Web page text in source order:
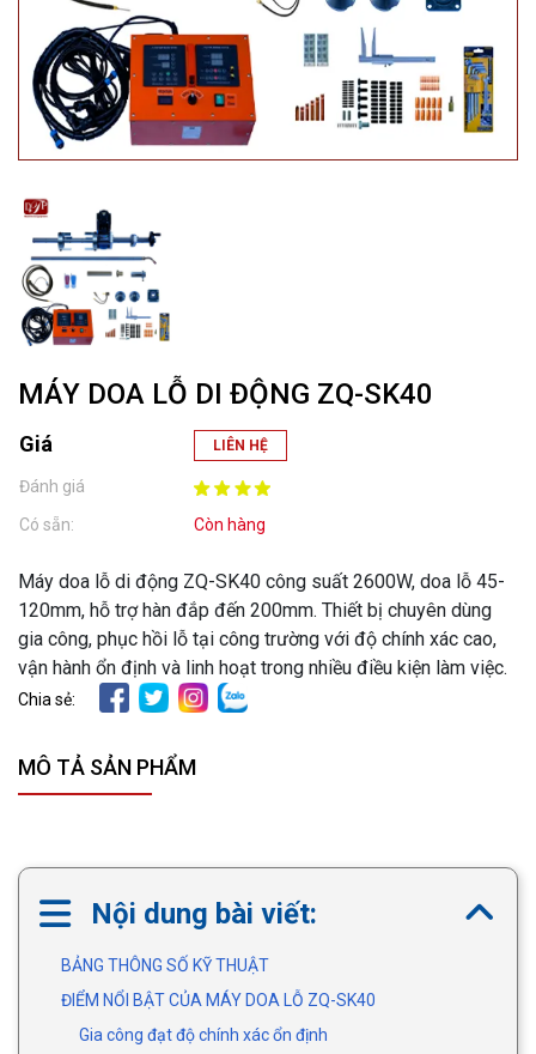
MÁY DOA LỖ DI ĐỘNG ZQ-SK40
Giá LIÊN HỆ
Đánh giá
Có sẵn:
Còn hàng
Máy doa lỗ di động ZQ-SK40 công suất 2600W, doa lỗ 45-
120mm, hỗ trợ hàn đắp đến 200mm. Thiết bị chuyên dùng
gia công, phục hồi lỗ tại công trường với độ chính xác cao,
vận hành ổn định và linh hoạt trong nhiều điều kiện làm việc.
Chia sẻ:
MÔ TẢ SẢN PHẨM
Nội dung bài viết:
BẢNG THÔNG SỐ KỸ THUẬT
ĐIỂM NỔI BẬT CỦA MÁY DOA LỖ ZQ-SK40
Gia công đạt độ chính xác ổn định